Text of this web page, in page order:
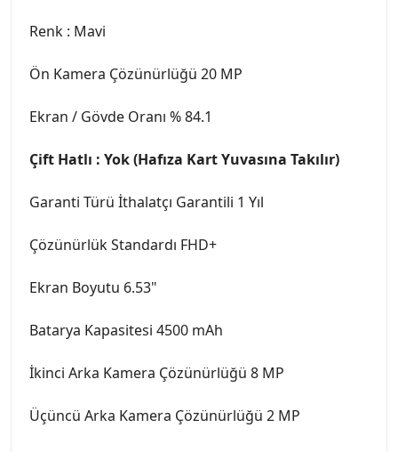
Renk : Mavi
Ön Kamera Çözünürlüğü 20 MP
Ekran / Gövde Oranı % 84.1
Çift Hatlı : Yok (Hafıza Kart Yuvasına Takılır)
Garanti Türü İthalatçı Garantili 1 Yıl
Çözünürlük Standardı FHD+
Ekran Boyutu 6.53"
Batarya Kapasitesi 4500 mAh
İkinci Arka Kamera Çözünürlüğü 8 MP
Üçüncü Arka Kamera Çözünürlüğü 2 MP